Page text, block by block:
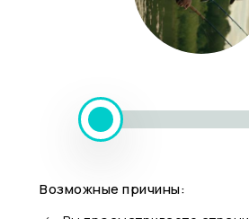
Возможные причины: